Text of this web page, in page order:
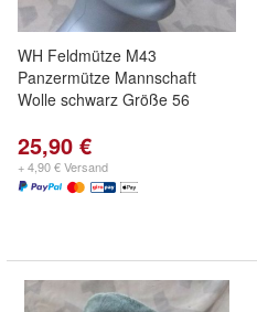
WH Feldmütze M43
Panzermütze Mannschaft
Wolle schwarz Größe 56
25,90 €
+ 4,90 € Versand